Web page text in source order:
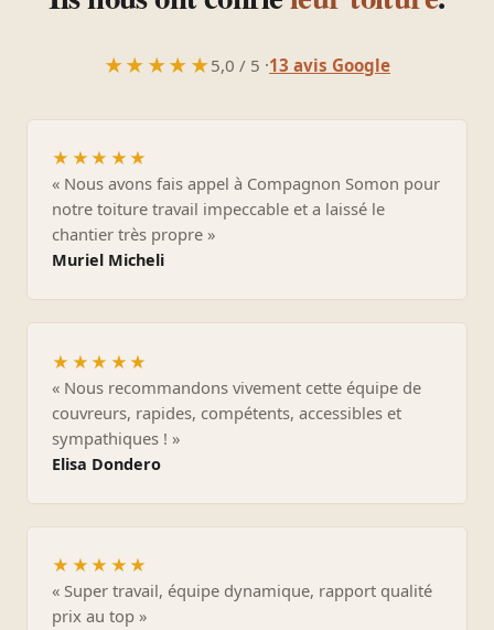
★★★★★5,0 / 5 ·13 avis Google
★★★★★
« Nous avons fais appel à Compagnon Somon pour
notre toiture travail impeccable et a laissé le
chantier très propre »
Muriel Micheli
★★★★★
« Nous recommandons vivement cette équipe de
couvreurs, rapides, compétents, accessibles et
sympathiques ! »
Elisa Dondero
★★★★★
« Super travail, équipe dynamique, rapport qualité
prix au top »